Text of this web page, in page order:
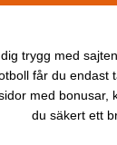
trygg med
får du
med
du säkert ett